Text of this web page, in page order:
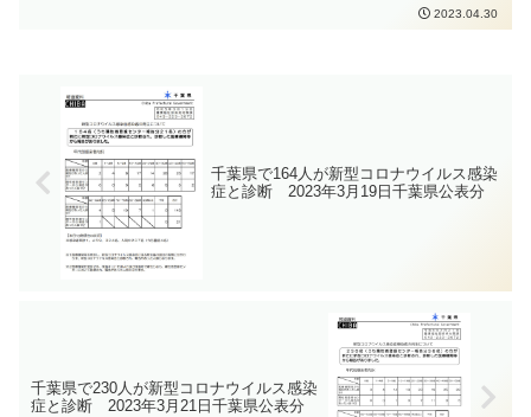
https://www.pref.chiba.lg.jp/shippei/press/
2023/ncov20230430-1.html発生届出の対
感染拡大防止のため手洗いの徹底、具合
の悪い時は外出を控えること、人と人と
2023.04.30
千葉県で164人が新型コロナウイルス感染
症と診断 2023年3月19日千葉県公表分
千葉県で230人が新型コロナウイルス感染
症と診断 2023年3月21日千葉県公表分